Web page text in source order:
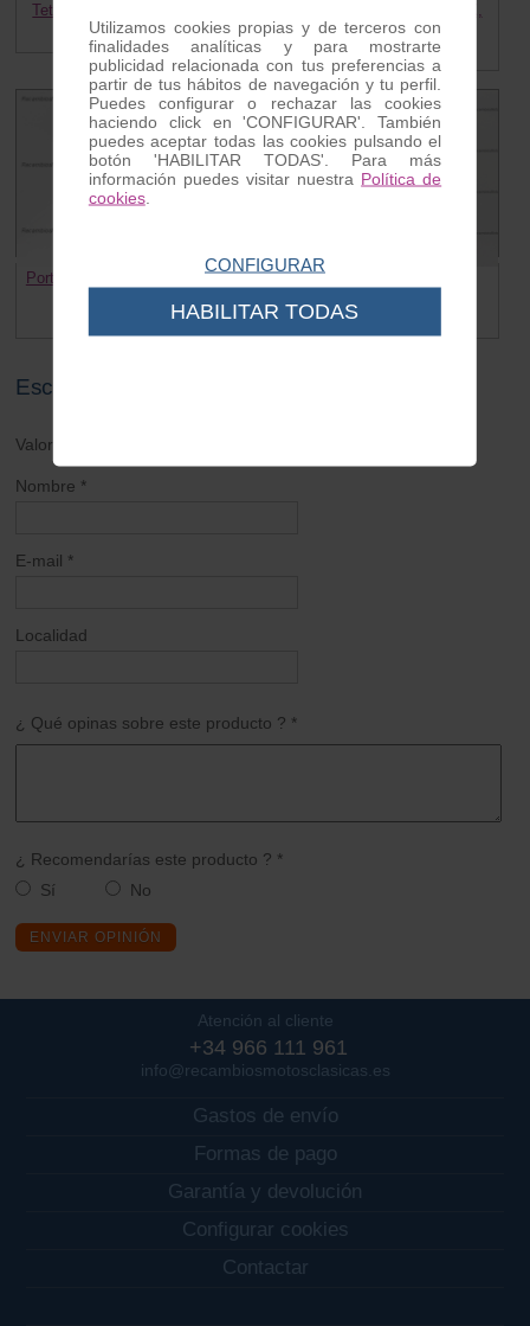
Teton cierre asiento Vespa M8
3.10 €
Cerradura asiento Vespa PX,
IRIS.
19.00 €
Porta bultos + portarueda 3 en 1
Teton cierre asiento Vespa
9.90 €
Escribe tu opinión sobre este artículo
Valoración general *
Nombre *
E-mail *
Localidad
¿ Qué opinas sobre este producto ? *
¿ Recomendarías este producto ? *
Sí
No
ENVIAR OPINIÓN
Atención al cliente
+34 966 111 961
info@recambiosmotosclasicas.es
Gastos de envío
Formas de pago
Garantía y devolución
Configurar cookies
Contactar
Utilizamos cookies propias y de terceros con
finalidades analíticas y para mostrarte
publicidad relacionada con tus preferencias a
partir de tus hábitos de navegación y tu perfil.
Puedes configurar o rechazar las cookies
haciendo click en 'CONFIGURAR'. También
puedes aceptar todas las cookies pulsando el
botón 'HABILITAR TODAS'. Para más
información puedes visitar nuestra Política de
cookies.
CONFIGURAR
HABILITAR TODAS